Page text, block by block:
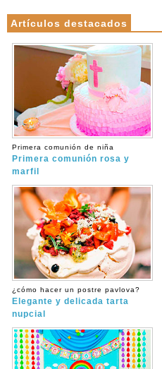
Artículos destacados
Primera comunión de niña
Primera comunión rosa y
marfil
¿cómo hacer un postre pavlova?
Elegante y delicada tarta
nupcial